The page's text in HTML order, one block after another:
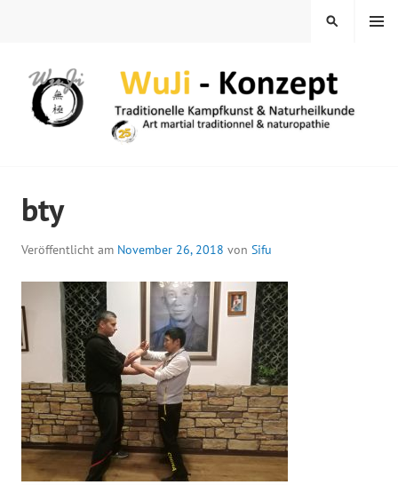
MENÜ
SUCHEN
bty
Veröffentlicht am November 26, 2018 von Sifu